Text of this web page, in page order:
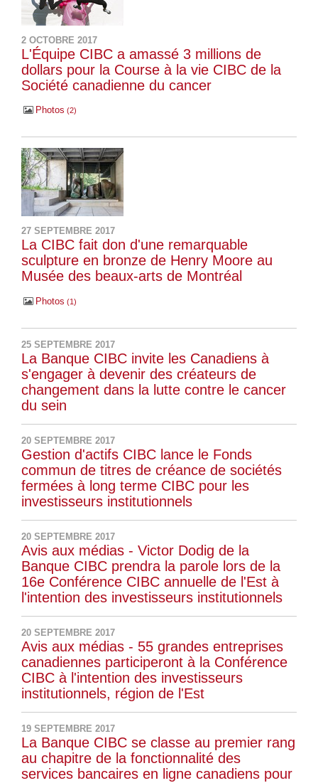
2 OCTOBRE 2017
L'Équipe CIBC a amassé 3 millions de
dollars pour la Course à la vie CIBC de la
Société canadienne du cancer
Photos 2
27 SEPTEMBRE 2017
La CIBC fait don d'une remarquable
sculpture en bronze de Henry Moore au
Musée des beaux-arts de Montréal
Photos 1
25 SEPTEMBRE 2017
La Banque CIBC invite les Canadiens à
s'engager à devenir des créateurs de
changement dans la lutte contre le cancer
du sein
20 SEPTEMBRE 2017
Gestion d'actifs CIBC lance le Fonds
commun de titres de créance de sociétés
fermées à long terme CIBC pour les
investisseurs institutionnels
20 SEPTEMBRE 2017
Avis aux médias - Victor Dodig de la
Banque CIBC prendra la parole lors de la
16e Conférence CIBC annuelle de l'Est à
l'intention des investisseurs institutionnels
20 SEPTEMBRE 2017
Avis aux médias - 55 grandes entreprises
canadiennes participeront à la Conférence
CIBC à l'intention des investisseurs
institutionnels, région de l'Est
19 SEPTEMBRE 2017
La Banque CIBC se classe au premier rang
au chapitre de la fonctionnalité des
services bancaires en ligne canadiens pour